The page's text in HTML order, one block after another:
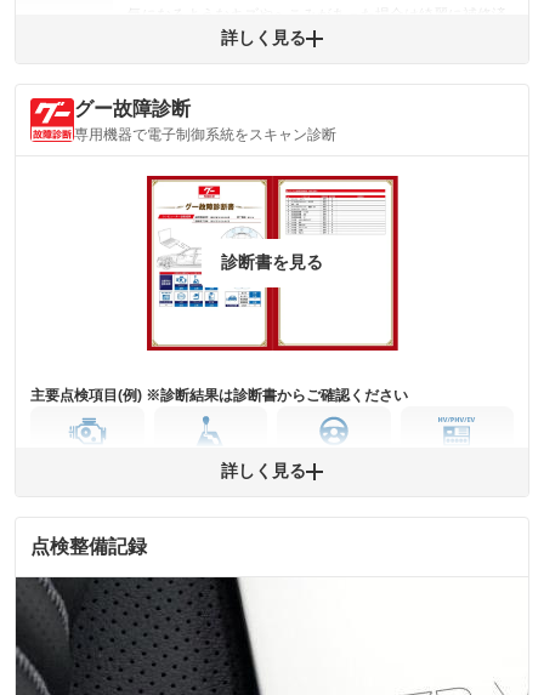
みですが、 小さなキズやヘコミが残っている場合もありま
内装
(内装状態)
気になる汚れ等がない綺麗な室内を保っています。
主要機関に不具合はありません。
詳細は鑑定書をご確認ください。
※グー鑑定は保証サービスではございません。購入時は必ず現車をご確認
および表示項目が異なる場合がございます。
す。車両情報等の詳細は各販売店へお問い合わせ下さい。
詳しく見る
グー故障診断
専用機器で電子制御系統をスキャン診断
診断書を見る
主要点検項目(例) ※診断結果は診断書からご確認ください
ミッション
ステアリング
ABS
※異常がある場合は主要点検項目が赤色になり、異常と表記されます。
※車に装備されていない項目は「-」と表記されます
※グー故障診断は保証サービスではございません。購入時は必ず現車をご
確認下さい。
※実際にお渡しする故障診断書につきましては、形式および表示項目が異
詳しく見る
点検整備記録